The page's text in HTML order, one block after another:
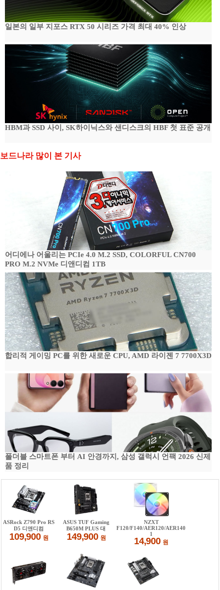
일본의 일부 지포스 RTX 50 시리즈 가격 최대 40% 인상
HBM과 SSD 사이, SK하이닉스와 샌디스크의 HBF 첫 표준 공개
보드나라 많이 본 기사
어디에나 어울리는 PCIe 4.0 M.2 SSD, COLORFUL CN700
PRO M.2 NVMe 디앤디컴 1TB
합리적 게이밍 PC를 위한 새로운 CPU, AMD 라이젠 7 7700X3D
폴더블 스마트폰 부터 AI 안경까지, 삼성 갤럭시 언팩 2026 신제
품 정리